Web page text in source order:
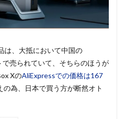
は、大抵において中国の
売られていて、そちらのほうが
XのAliExpressでの価格は167
の為、日本で買う方が断然オト